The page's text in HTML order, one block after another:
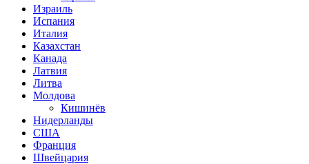
Израиль
Испания
Италия
Казахстан
Канада
Латвия
Литва
Молдова
Кишинёв
Нидерланды
США
Франция
Швейцария